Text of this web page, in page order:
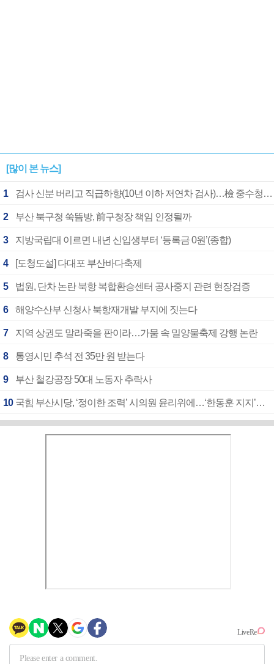
[많이 본 뉴스]
1 검사 신분 버리고 직급하향(10년 이하 저연차 검사)…檢 중수청행 기피
2 부산 북구청 쑥뜸방, 前구청장 책임 인정될까
3 지방국립대 이르면 내년 신입생부터 ‘등록금 0원’(종합)
4 [도청도설] 다대포 부산바다축제
5 법원, 단차 논란 북항 복합환승센터 공사중지 관련 현장검증
6 해양수산부 신청사 북항재개발 부지에 짓는다
7 지역 상권도 말라죽을 판이라…가뭄 속 밀양물축제 강행 논란
8 통영시민 추석 전 35만 원 받는다
9 부산 철강공장 50대 노동자 추락사
10 국힘 부산시당, ‘정이한 조력’ 시의원 윤리위에…‘한동훈 지지’도 신고접수